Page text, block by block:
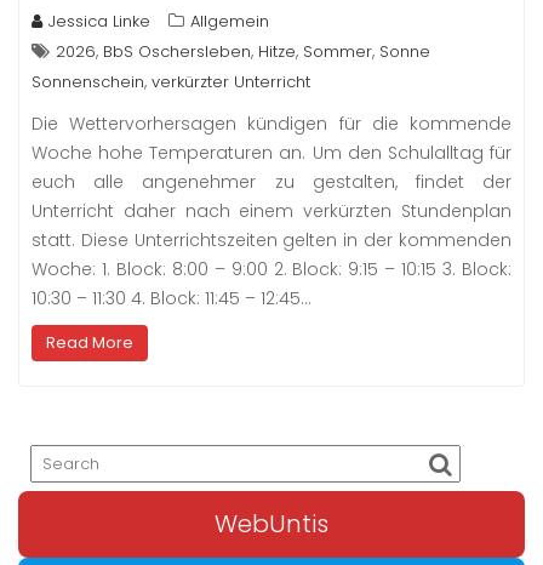
Jessica Linke
Allgemein
2026, BbS Oschersleben, Hitze, Sommer, Sonne
Sonnenschein, verkürzter Unterricht
Die Wettervorhersagen kündigen für die kommende
Woche hohe Temperaturen an. Um den Schulalltag für
euch alle angenehmer zu gestalten, findet der
Unterricht daher nach einem verkürzten Stundenplan
statt. Diese Unterrichtszeiten gelten in der kommenden
Woche: 1. Block: 8:00 – 9:00 2. Block: 9:15 – 10:15 3. Block:
10:30 – 11:30 4. Block: 11:45 – 12:45…
Read More
WebUntis